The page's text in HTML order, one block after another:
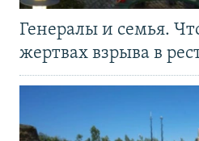
Генералы и семья.
жертвах взрыва в